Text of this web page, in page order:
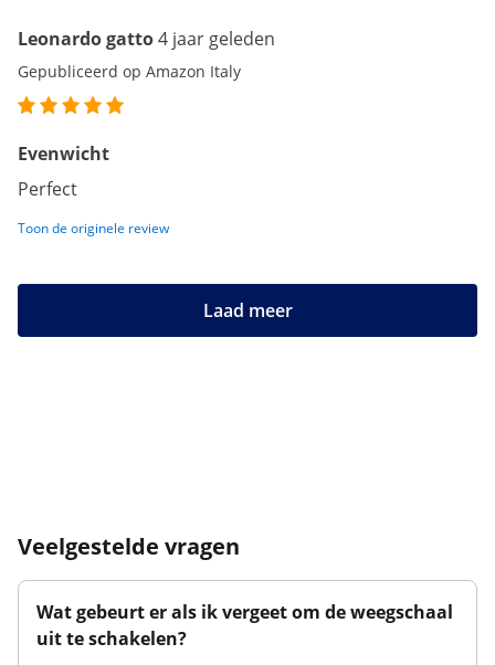
Leonardo gatto4 jaar geleden
Gepubliceerd op Amazon Italy
Evenwicht
Perfect
Toon de originele review
Laad meer
Veelgestelde vragen
Wat gebeurt er als ik vergeet om de weegschaal
uit te schakelen?